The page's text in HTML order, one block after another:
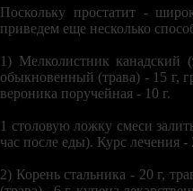
Поскольку простатит -
приведем еще несколько
1) Мелколистник
обыкновенный (трава) - 15 г,
вероника поручейная - 10 г.
1 столовую ложку смеси
час после еды). Курс лечения
2) Корень стальника - 20 г,